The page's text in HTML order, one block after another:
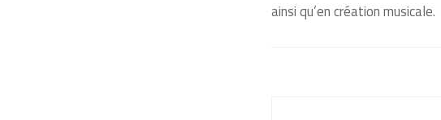
ainsi qu’en création musicale.